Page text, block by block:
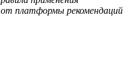
платформы рекомендаций